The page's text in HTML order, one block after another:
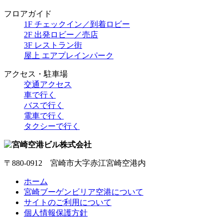
フロアガイド
1F チェックイン／到着ロビー
2F 出発ロビー／売店
3F レストラン街
屋上 エアプレインパーク
アクセス・駐車場
交通アクセス
車で行く
バスで行く
電車で行く
タクシーで行く
〒880-0912 宮崎市大字赤江宮崎空港内
ホーム
宮崎ブーゲンビリア空港について
サイトのご利用について
個人情報保護方針